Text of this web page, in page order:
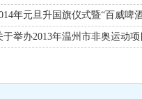
年元旦升国旗仪式暨“百威啤
于举办2013年温州市非奥运动